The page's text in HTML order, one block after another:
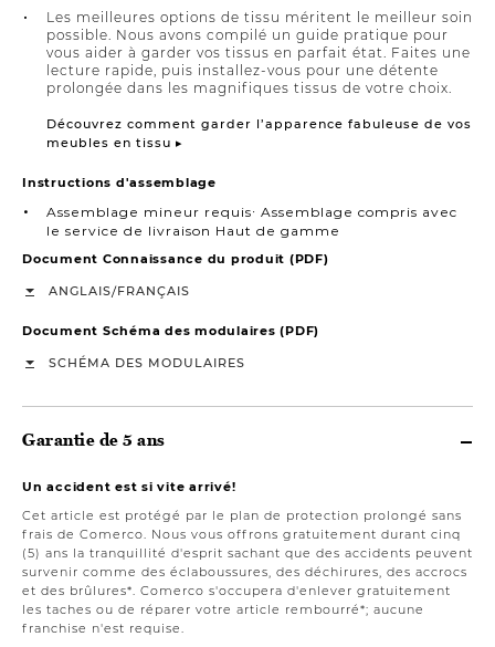
Les meilleures options de tissu méritent le meilleur soin
possible. Nous avons compilé un guide pratique pour
vous aider à garder vos tissus en parfait état. Faites une
lecture rapide, puis installez-vous pour une détente
prolongée dans les magnifiques tissus de votre choix.
Découvrez comment garder l’apparence fabuleuse de vos
meubles en tissu ▸
Instructions d'assemblage
Assemblage mineur requis∙ Assemblage compris avec
le service de livraison Haut de gamme
Document Connaissance du produit (PDF)
ANGLAIS/FRANÇAIS
Document Schéma des modulaires (PDF)
SCHÉMA DES MODULAIRES
Garantie de 5 ans
Un accident est si vite arrivé!
Cet article est protégé par le plan de protection prolongé sans
frais de Comerco. Nous vous offrons gratuitement durant cinq
(5) ans la tranquillité d'esprit sachant que des accidents peuvent
survenir comme des éclaboussures, des déchirures, des accrocs
et des brûlures*. Comerco s'occupera d'enlever gratuitement
les taches ou de réparer votre article rembourré*; aucune
franchise n'est requise.